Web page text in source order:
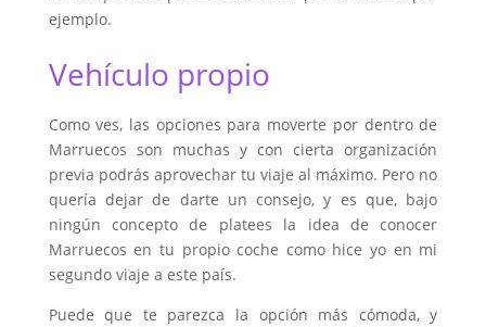
ejemplo.
Vehículo propio
Como ves, las opciones para moverte por dentro de
Marruecos son muchas y con cierta organización
previa podrás aprovechar tu viaje al máximo. Pero no
quería dejar de darte un consejo, y es que, bajo
ningún concepto de platees la idea de conocer
Marruecos en tu propio coche como hice yo en mi
segundo viaje a este país.
Puede que te parezca la opción más cómoda, y